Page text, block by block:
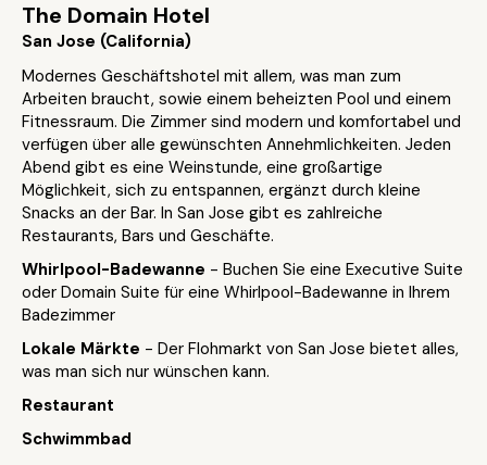
The Domain Hotel
San Jose (California)
Modernes Geschäftshotel mit allem, was man zum
Arbeiten braucht, sowie einem beheizten Pool und einem
Fitnessraum. Die Zimmer sind modern und komfortabel und
verfügen über alle gewünschten Annehmlichkeiten. Jeden
Abend gibt es eine Weinstunde, eine großartige
Möglichkeit, sich zu entspannen, ergänzt durch kleine
Snacks an der Bar. In San Jose gibt es zahlreiche
Restaurants, Bars und Geschäfte.
Whirlpool-Badewanne - Buchen Sie eine Executive Suite
oder Domain Suite für eine Whirlpool-Badewanne in Ihrem
Badezimmer
Lokale Märkte - Der Flohmarkt von San Jose bietet alles,
was man sich nur wünschen kann.
Restaurant
Schwimmbad